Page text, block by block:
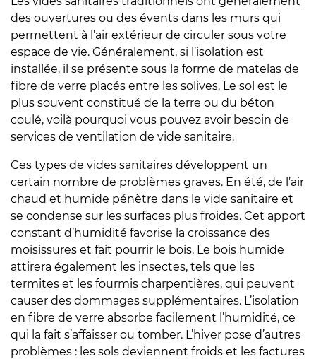
des ouvertures ou des évents dans les murs qui
permettent à l’air extérieur de circuler sous votre
espace de vie. Généralement, si l’isolation est
installée, il se présente sous la forme de matelas de
fibre de verre placés entre les solives. Le sol est le
plus souvent constitué de la terre ou du béton
coulé, voilà pourquoi vous pouvez avoir besoin de
services de ventilation de vide sanitaire.
Ces types de vides sanitaires développent un
certain nombre de problèmes graves. En été, de l’air
chaud et humide pénètre dans le vide sanitaire et
se condense sur les surfaces plus froides. Cet apport
constant d’humidité favorise la croissance des
moisissures et fait pourrir le bois. Le bois humide
attirera également les insectes, tels que les
termites et les fourmis charpentières, qui peuvent
causer des dommages supplémentaires. L’isolation
en fibre de verre absorbe facilement l’humidité, ce
qui la fait s’affaisser ou tomber. L’hiver pose d’autres
problèmes : les sols deviennent froids et les factures